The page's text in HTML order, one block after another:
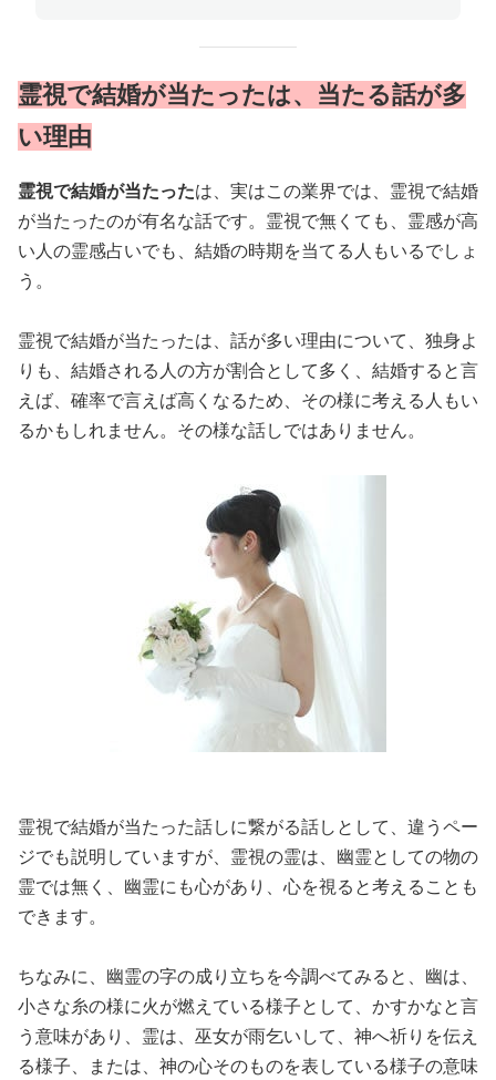
霊視で結婚が当たったは、当たる話が多
い理由
霊視で結婚が当たったは、実はこの業界では、霊視で結婚
が当たったのが有名な話です。霊視で無くても、霊感が高
い人の霊感占いでも、結婚の時期を当てる人もいるでしょ
う。
霊視で結婚が当たったは、話が多い理由について、独身よ
りも、結婚される人の方が割合として多く、結婚すると言
えば、確率で言えば高くなるため、その様に考える人もい
るかもしれません。その様な話しではありません。
霊視で結婚が当たった話しに繋がる話しとして、違うペー
ジでも説明していますが、霊視の霊は、幽霊としての物の
霊では無く、幽霊にも心があり、心を視ると考えることも
できます。
ちなみに、幽霊の字の成り立ちを今調べてみると、幽は、
小さな糸の様に火が燃えている様子として、かすかなと言
う意味があり、霊は、巫女が雨乞いして、神へ祈りを伝え
る様子、または、神の心そのものを表している様子の意味